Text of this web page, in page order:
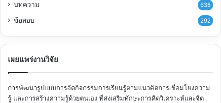
บทความ 638
ข้อสอบ 292
เผยแพร่งานวิจัย
การพัฒนารูปแบบการจัดกิจกรรมการเรียนรู้ตามแนวคิดการเชื่อมโยงความ
รู้ และการสร้างความรู้ด้วยตนเอง ที่ส่งเสริมทักษะการคิดวิเคราะห์และจิต